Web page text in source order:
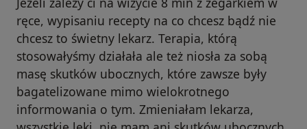
ręce, wypisaniu recepty na co chcesz bądź nie
chcesz to świetny lekarz. Terapia, którą
stosowałyśmy działała ale też niosła za sobą
masę skutków ubocznych, które zawsze były
bagatelizowane mimo wielokrotnego
informowania o tym. Zmieniałam lekarza,